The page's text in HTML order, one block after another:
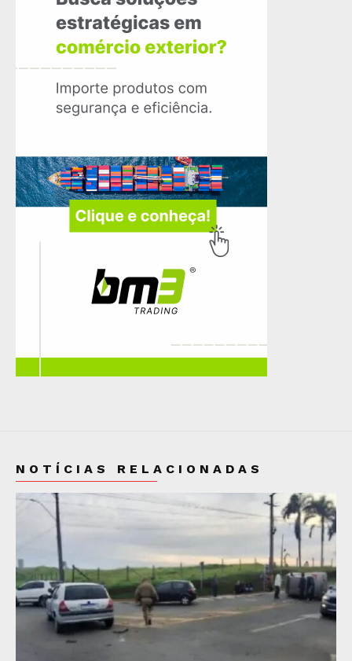
NOTÍCIAS RELACIONADAS